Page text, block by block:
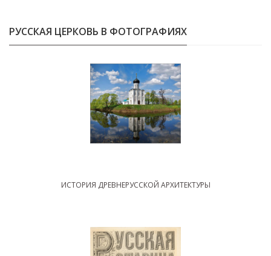
РУССКАЯ ЦЕРКОВЬ В ФОТОГРАФИЯХ
ИСТОРИЯ ДРЕВНЕРУССКОЙ АРХИТЕКТУРЫ